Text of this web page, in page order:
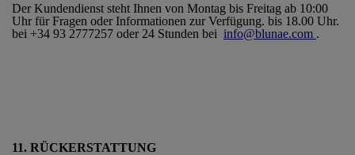
Der Kundendienst steht Ihnen von Montag bis Freitag ab 10:00
Uhr für Fragen oder Informationen zur Verfügung. bis 18.00 Uhr.
bei +34 93 2777257 oder 24 Stunden bei info@blunae.com .
11. RÜCKERSTATTUNG